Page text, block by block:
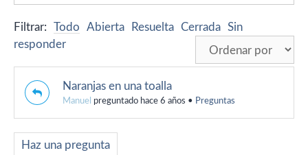
Filtrar: Todo Abierta Resuelta Cerrada Sin
responder
Naranjas en una toalla
Manuel preguntado hace 6 años • Preguntas
Haz una pregunta